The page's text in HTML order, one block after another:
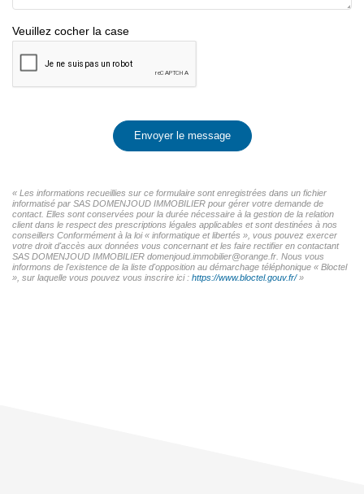
Veuillez cocher la case
Envoyer le message
« Les informations recueillies sur ce formulaire sont enregistrées dans un fichier
informatisé par SAS DOMENJOUD IMMOBILIER pour gérer votre demande de
contact. Elles sont conservées pour la durée nécessaire à la gestion de la relation
client dans le respect des prescriptions légales applicables et sont destinées à nos
conseillers Conformément à la loi « informatique et libertés », vous pouvez exercer
votre droit d'accès aux données vous concernant et les faire rectifier en contactant
SAS DOMENJOUD IMMOBILIER domenjoud.immobilier@orange.fr. Nous vous
informons de l'existence de la liste d'opposition au démarchage téléphonique « Bloctel
», sur laquelle vous pouvez vous inscrire ici : https://www.bloctel.gouv.fr/»